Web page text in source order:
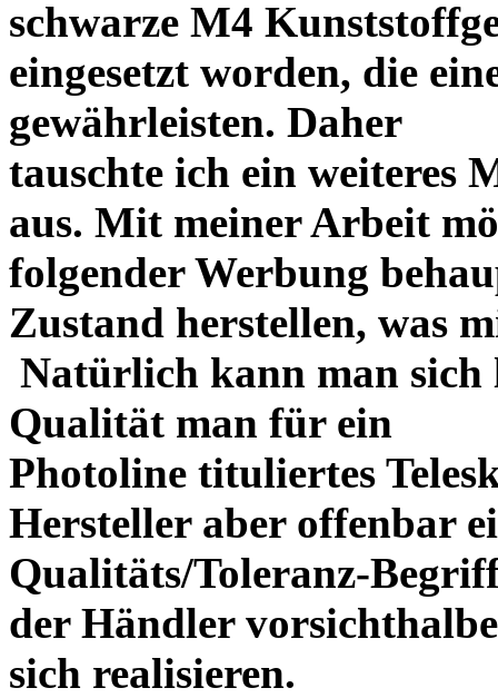
schwarze M4
eingesetzt worden, die
gewährleisten. Daher
tauschte ich ein weiteres
aus. Mit meiner Arbeit
folgender Werbung
Zustand herstellen, was
Natürlich kann man sich
Qualität man für ein
Photoline tituliertes
Hersteller aber offenbar
Qualitäts/Toleranz-
der Händler
sich realisieren.